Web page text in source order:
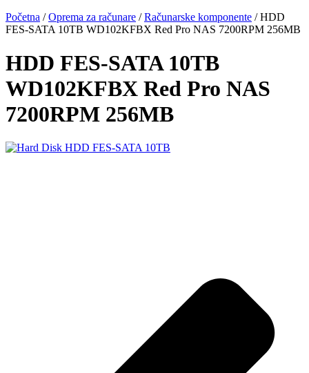
Početna /Oprema za računare /Računarske komponente / HDD
FES-SATA 10TB WD102KFBX Red Pro NAS 7200RPM 256MB
HDD FES-SATA 10TB
WD102KFBX Red Pro NAS
7200RPM 256MB